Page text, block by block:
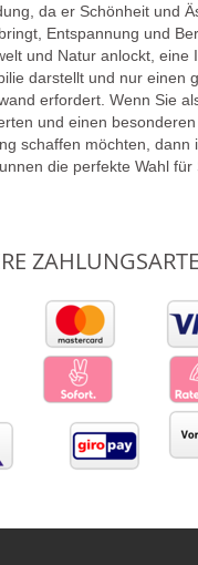
da er Schönheit und
Entspannung und
und Natur anlockt, eine
darstellt und nur einen
erfordert. Wenn Sie
und einen
schaffen möchten, dann
die perfekte Wahl für